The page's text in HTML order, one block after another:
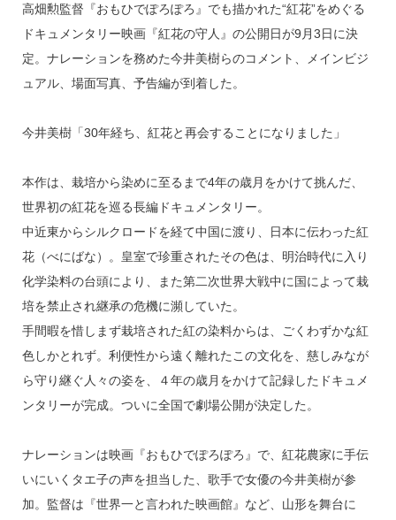
e
a
d
e
n
a
e
c
e
b
o
高畑勲監督『おもひでぽろぽろ』でも描かれた“紅花”をめぐる
ドキュメンタリー映画『紅花の守人』の公開日が9月3日に決
定。ナレーションを務めた今井美樹らのコメント、メインビジ
ュアル、場面写真、予告編が到着した。
今井美樹「30年経ち、紅花と再会することになりました」
本作は、栽培から染めに至るまで4年の歳月をかけて挑んだ、
世界初の紅花を巡る長編ドキュメンタリー。
中近東からシルクロードを経て中国に渡り、日本に伝わった紅
花（べにばな）。皇室で珍重されたその色は、明治時代に入り
化学染料の台頭により、また第二次世界大戦中に国によって栽
培を禁止され継承の危機に瀕していた。
手間暇を惜しまず栽培された紅の染料からは、ごくわずかな紅
色しかとれず。利便性から遠く離れたこの文化を、慈しみなが
ら守り継ぐ人々の姿を、４年の歳月をかけて記録したドキュメ
ンタリーが完成。ついに全国で劇場公開が決定した。
ナレーションは映画『おもひでぽろぽろ』で、紅花農家に手伝
いにいくタエ子の声を担当した、歌手で女優の今井美樹が参
加。監督は『世界一と言われた映画館』など、山形を舞台に